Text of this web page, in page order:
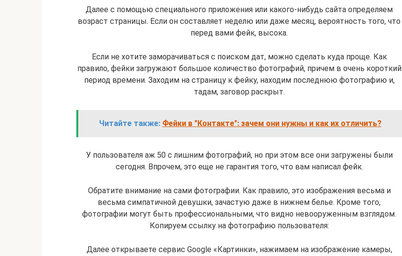
Далее с помощью специального приложения или какого-нибудь сайта определяем
возраст страницы. Если он составляет неделю или даже месяц, вероятность того, что
перед вами фейк, высока.
Если не хотите заморачиваться с поиском дат, можно сделать куда проще. Как
правило, фейки загружают большое количество фотографий, причем в очень короткий
период времени. Заходим на страницу к фейку, находим последнюю фотографию и,
тадам, заговор раскрыт.
Читайте также: Фейки в "Контакте": зачем они нужны и как их отличить?
У пользователя аж 50 с лишним фотографий, но при этом все они загружены были
сегодня. Впрочем, это еще не гарантия того, что вам написал фейк.
Обратите внимание на сами фотографии. Как правило, это изображения весьма и
весьма симпатичной девушки, зачастую даже в нижнем белье. Кроме того,
фотографии могут быть профессиональными, что видно невооруженным взглядом.
Копируем ссылку на фотографию пользователя:
Далее открываете сервис Google «Картинки», нажимаем на изображение камеры,